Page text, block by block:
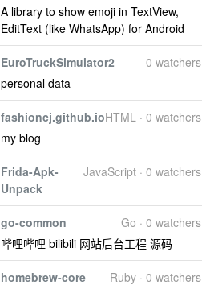
A library to show emoji in TextView,
EditText (like WhatsApp) for Android
0 watchers
EuroTruckSimulator2
personal data
HTML · 0 watchers
fashioncj.github.io
my blog
JavaScript · 0 watchers
Frida-Apk-
Unpack
Go · 0 watchers
go-common
哔哩哔哩 bilibili 网站后台工程 源码
Ruby · 0 watchers
homebrew-core